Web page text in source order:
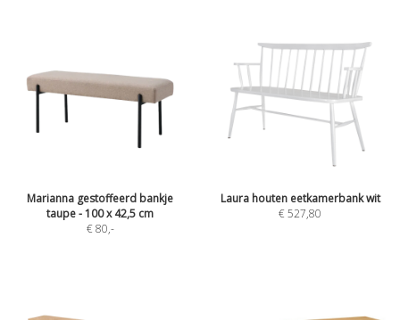
Marianna gestoffeerd bankje
taupe - 100 x 42,5 cm
€ 80,-
Laura houten eetkamerbank wit
€ 527,80